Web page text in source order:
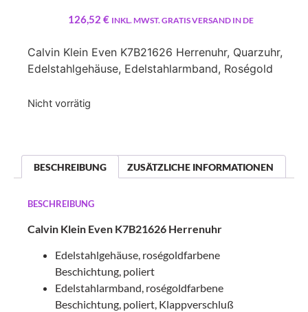
126,52 € INKL. MWST. GRATIS VERSAND IN DE
Calvin Klein Even K7B21626 Herrenuhr, Quarzuhr,
Edelstahlgehäuse, Edelstahlarmband, Roségold
Nicht vorrätig
BESCHREIBUNG ZUSÄTZLICHE INFORMATIONEN
BESCHREIBUNG
Calvin Klein Even K7B21626 Herrenuhr
Edelstahlgehäuse, roségoldfarbene
Beschichtung, poliert
Edelstahlarmband, roségoldfarbene
Beschichtung, poliert, Klappverschluß